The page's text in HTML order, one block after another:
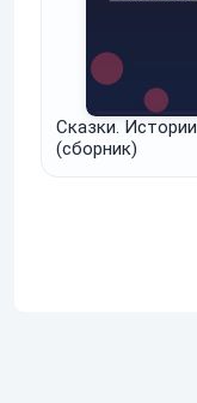
Сказки. Истории
(сборник)